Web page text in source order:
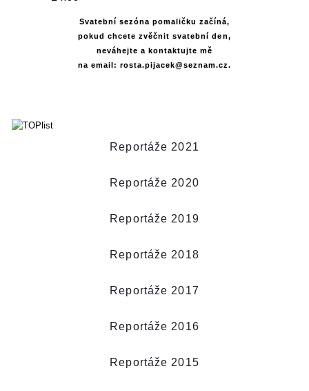
Svatební sezóna pomaličku začíná,
pokud chcete zvěčnit svatební den,
neváhejte a kontaktujte mě
na email: rosta.pijacek@seznam.cz.
Reportáže 2021
Reportáže 2020
Reportáže 2019
Reportáže 2018
Reportáže 2017
Reportáže 2016
Reportáže 2015